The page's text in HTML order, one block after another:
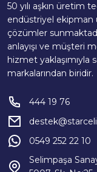
50 yılı aşkın üretim
endüstriyel
çözümler
anlayışı ve müşteri
hizmet yaklaşımıyla
markalarından biridir.
444 19 76
0549 252 22 10
Selimpaşa